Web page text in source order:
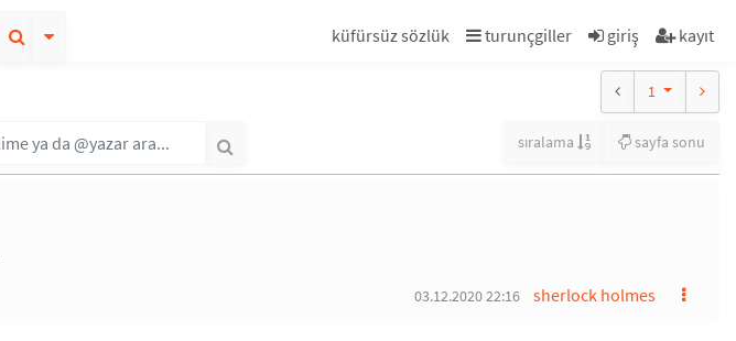
küfürsüz sözlük turunçgiller giriş kayıt
1
sıralama sayfa sonu
sherlock holmes
03.12.2020 22:16